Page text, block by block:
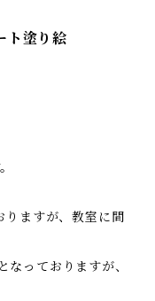
ト塗り絵
ますが、教室に間
っておりますが、